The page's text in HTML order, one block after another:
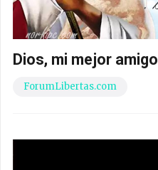
Dios, mi mejor amigo
ForumLibertas.com